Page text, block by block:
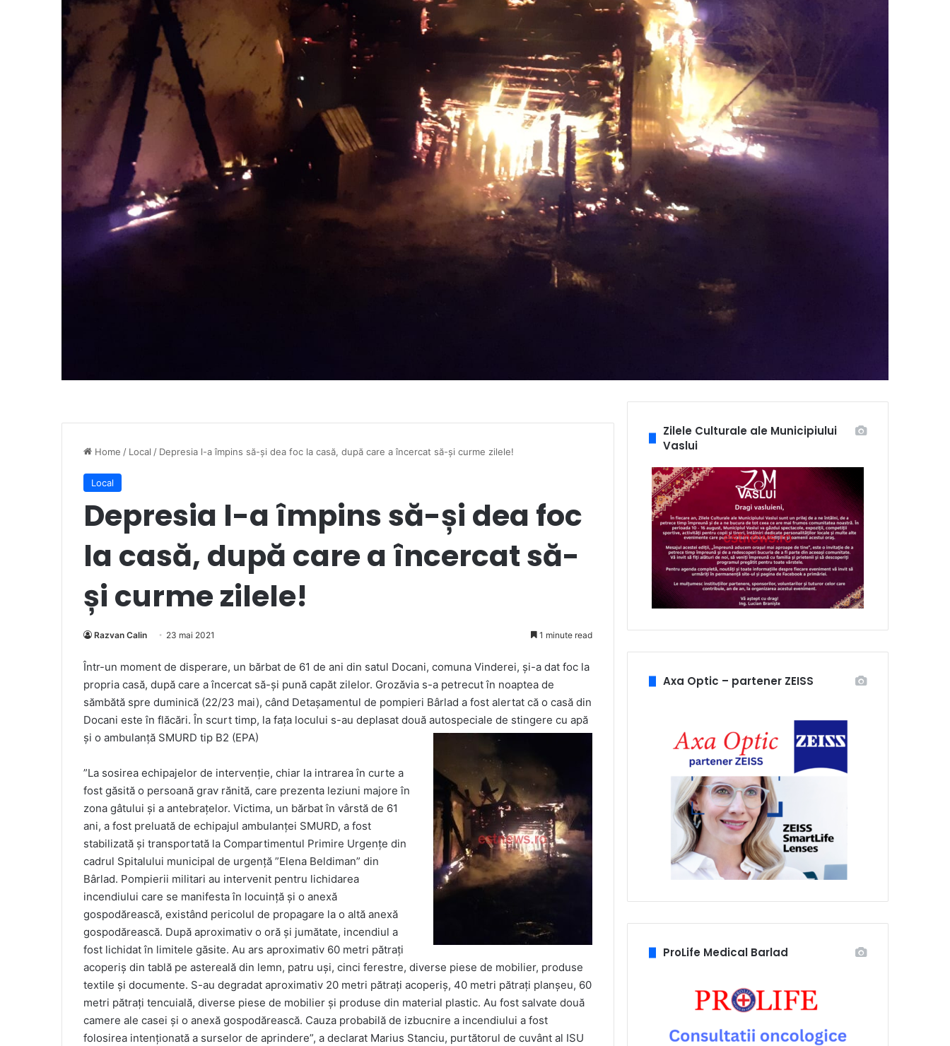
Home / Local / Depresia l-a împins să-și dea foc la casă, după care a încercat să-și curme zilele!
Local
Depresia l-a împins să-și dea foc
la casă, după care a încercat să-
și curme zilele!
Razvan Calin 23 mai 2021 1 minute read
Într-un moment de disperare, un bărbat de 61 de ani din satul Docani, comuna Vinderei, și-a dat foc la
propria casă, după care a încercat să-și pună capăt zilelor. Grozăvia s-a petrecut în noaptea de
sămbătă spre duminică (22/23 mai), când Detașamentul de pompieri Bârlad a fost alertat că o casă din
Docani este în flăcări. În scurt timp, la fața locului s-au deplasat două autospeciale de stingere cu apă
și o ambulanță SMURD tip B2 (EPA)
”La sosirea echipajelor de intervenție, chiar la intrarea în curte a
fost găsită o persoană grav rănită, care prezenta leziuni majore în
zona gâtului și a antebrațelor. Victima, un bărbat în vârstă de 61
ani, a fost preluată de echipajul ambulanței SMURD, a fost
stabilizată și transportată la Compartimentul Primire Urgențe din
cadrul Spitalului municipal de urgență ”Elena Beldiman” din
Bârlad. Pompierii militari au intervenit pentru lichidarea
incendiului care se manifesta în locuință și o anexă
gospodărească, existând pericolul de propagare la o altă anexă
gospodărească. După aproximativ o oră și jumătate, incendiul a
fost lichidat în limitele găsite. Au ars aproximativ 60 metri pătrați
acoperiș din tablă pe astereală din lemn, patru uși, cinci ferestre, diverse piese de mobilier, produse
textile și documente. S-au degradat aproximativ 20 metri pătrați acoperiș, 40 metri pătrați planșeu, 60
metri pătrați tencuială, diverse piese de mobilier și produse din material plastic. Au fost salvate două
camere ale casei și o anexă gospodărească. Cauza probabilă de izbucnire a incendiului a fost
folosirea intenționată a surselor de aprindere”, a declarat Marius Stanciu, purtătorul de cuvânt al ISU
Zilele Culturale ale Municipiului
Vaslui
Axa Optic – partener ZEISS
ProLife Medical Barlad